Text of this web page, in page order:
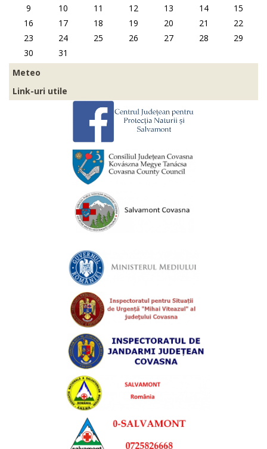
9
10 11 12 13 14
15
16
17 18 19 20 21
22
23
24 25 26 27 28
29
30
31
Meteo
Link-uri utile